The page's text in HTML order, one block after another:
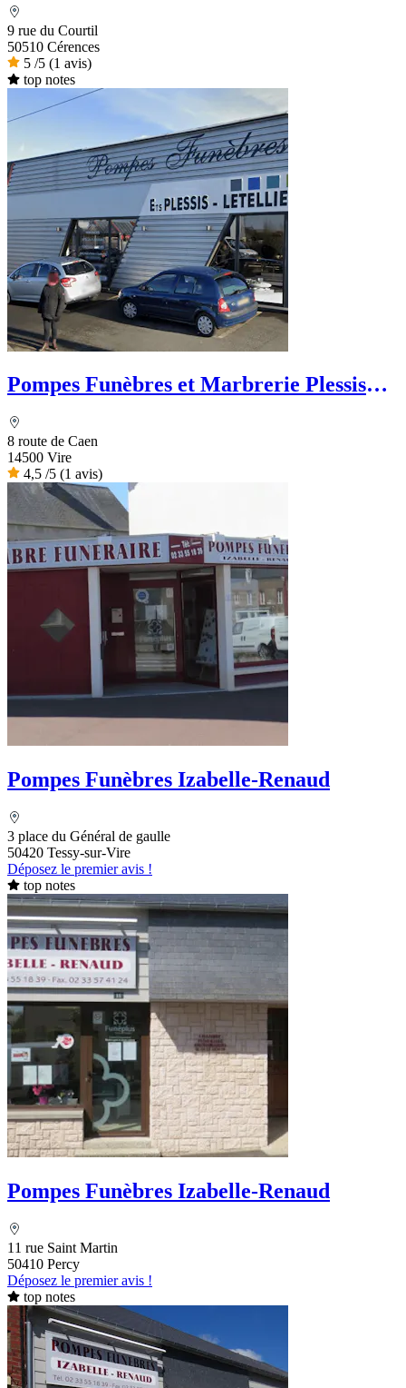
9 rue du Courtil
50510 Cérences
5 /5 (1 avis)
top notes
Pompes Funèbres et Marbrerie Plessis
8 route de Caen
14500 Vire
4,5 /5 (1 avis)
Pompes Funèbres Izabelle-Renaud
3 place du Général de gaulle
50420 Tessy-sur-Vire
Déposez le premier avis !
top notes
Pompes Funèbres Izabelle-Renaud
11 rue Saint Martin
50410 Percy
Déposez le premier avis !
top notes